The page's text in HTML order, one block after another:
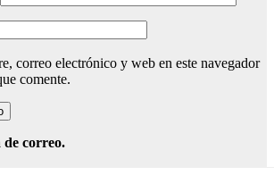
correo electrónico y web en este navegador
comente.
de correo.